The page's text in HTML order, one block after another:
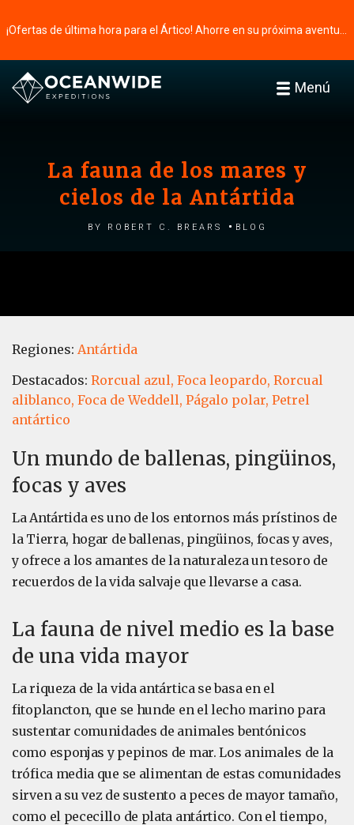
Menú
La fauna de los mares y
cielos de la Antártida
by Robert C. Brears Blog
Regiones: Antártida
Destacados: Rorcual azul, Foca leopardo, Rorcual
aliblanco, Foca de Weddell, Págalo polar, Petrel
antártico
Un mundo de ballenas, pingüinos,
focas y aves
La Antártida es uno de los entornos más prístinos de
la Tierra, hogar de ballenas, pingüinos, focas y aves,
y ofrece a los amantes de la naturaleza un tesoro de
recuerdos de la vida salvaje que llevarse a casa.
La fauna de nivel medio es la base
de una vida mayor
La riqueza de la vida antártica se basa en el
fitoplancton, que se hunde en el lecho marino para
sustentar comunidades de animales bentónicos
como esponjas y pepinos de mar. Los animales de la
trófica media que se alimentan de estas comunidades
sirven a su vez de sustento a peces de mayor tamaño,
como el pececillo de plata antártico. Con el tiempo,